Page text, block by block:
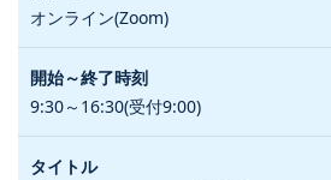
オンライン(Zoom)
9:30～16:30(受付9:00)